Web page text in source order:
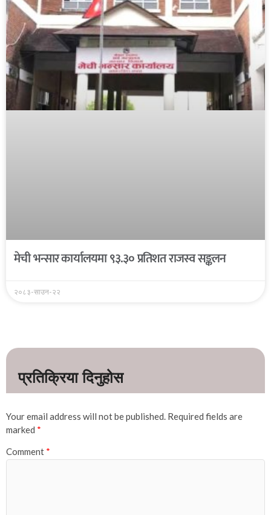
मेची भन्सार कार्यालयमा ९३.३० प्रतिशत राजस्व सङ्कलन
२०८३-साउन-२२
Your email address will not be published. Required fields are
marked *
Comment *